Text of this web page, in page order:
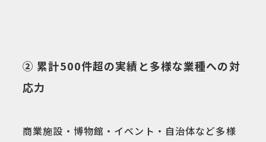
② 累計500件超の実績と多様な業種への対
応力
商業施設・博物館・イベント・自治体など多様